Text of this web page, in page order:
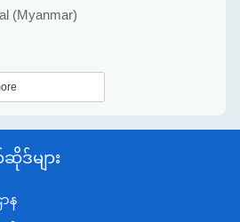
(Myanmar)
ဒ်များ
ာန